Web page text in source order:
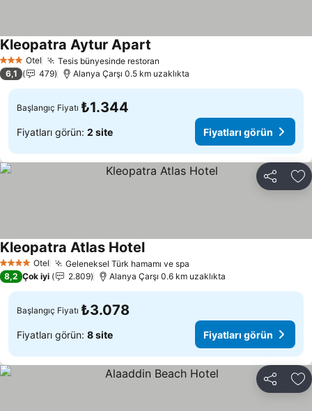
3 YıldızOtel Tesis bünyesinde restoran
Kleopatra Aytur Apart
6,1 479 Alanya Çarşı 0.5 km uzaklıkta
Başlangıç Fiyatı ₺1.344
Fiyatları görün: 2 site Fiyatları görün
Paylaş
4 Yıldız Otel Geleneksel Türk hamamı ve spa
Kleopatra Atlas HotelFiyatları görün
8,2 Çok iyi 2.809 Alanya Çarşı 0.6 km uzaklıkta
Başlangıç Fiyatı ₺3.078
Fiyatları görün: 8 site Fiyatları görün
Paylaş